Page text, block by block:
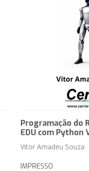
Programação do
EDU com Python
Vitor Amadeu Souza
IMPRESSO